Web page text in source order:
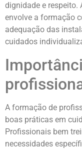
dignidade e respeito.
envolve a formação
adequação das
cuidados
A formação de
boas práticas em
Profissionais bem
necessidades